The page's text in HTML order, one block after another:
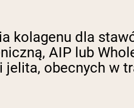
kolagenu dla
AIP lub
obecnych w